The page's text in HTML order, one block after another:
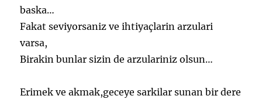
baska…
Fakat seviyorsaniz ve ihtiyaçlarin arzulari
varsa,
Birakin bunlar sizin de arzulariniz olsun…
Erimek ve akmak,geceye sarkilar sunan bir dere